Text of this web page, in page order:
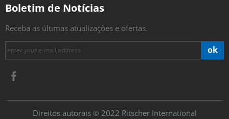
Boletim de Notícias
Receba as últimas atualizações e ofertas.
ok
Direitos autorais © 2022 Ritscher International